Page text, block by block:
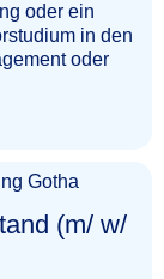
oder ein
in den
oder
Gotha
(m/ w/